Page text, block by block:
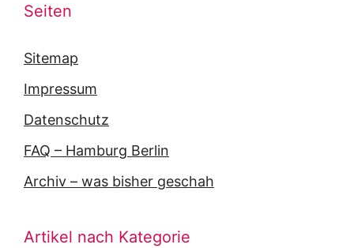
Seiten
Sitemap
Impressum
Datenschutz
FAQ – Hamburg Berlin
Archiv – was bisher geschah
Artikel nach Kategorie